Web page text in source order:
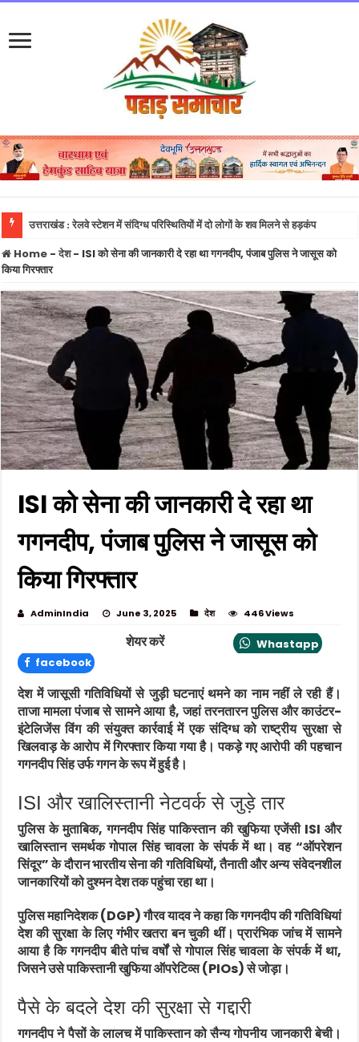
उत्तराखंड : रेलवे स्टेशन में संदिग्ध परिस्थितियों में दो लोगों के शव मिलने से हड़कंप
Home - देश- ISI को सेना की जानकारी दे रहा था गगनदीप, पंजाब पुलिस ने जासूस को
किया गिरफ्तार
ISI को सेना की जानकारी दे रहा था
गगनदीप, पंजाब पुलिस ने जासूस को
किया गिरफ्तार
AdminIndia June 3, 2025 देश 446 Views
शेयर करें
Whastapp
facebook
देश में जासूसी गतिविधियों से जुड़ी घटनाएं थमने का नाम नहीं ले रही हैं।
ताजा मामला पंजाब से सामने आया है, जहां तरनतारन पुलिस और काउंटर-
इंटेलिजेंस विंग की संयुक्त कार्रवाई में एक संदिग्ध को राष्ट्रीय सुरक्षा से
खिलवाड़ के आरोप में गिरफ्तार किया गया है। पकड़े गए आरोपी की पहचान
गगनदीप सिंह उर्फ गगन के रूप में हुई है।
ISI और खालिस्तानी नेटवर्क से जुड़े तार
पुलिस के मुताबिक, गगनदीप सिंह पाकिस्तान की खुफिया एजेंसी ISI और
खालिस्तान समर्थक गोपाल सिंह चावला के संपर्क में था। वह “ऑपरेशन
सिंदूर” के दौरान भारतीय सेना की गतिविधियों, तैनाती और अन्य संवेदनशील
जानकारियों को दुश्मन देश तक पहुंचा रहा था।
पुलिस महानिदेशक (DGP) गौरव यादव ने कहा कि गगनदीप की गतिविधियां
देश की सुरक्षा के लिए गंभीर खतरा बन चुकी थीं। प्रारंभिक जांच में सामने
आया है कि गगनदीप बीते पांच वर्षों से गोपाल सिंह चावला के संपर्क में था,
जिसने उसे पाकिस्तानी खुफिया ऑपरेटिव्स (PIOs) से जोड़ा।
पैसे के बदले देश की सुरक्षा से गद्दारी
गगनदीप ने पैसों के लालच में पाकिस्तान को सैन्य गोपनीय जानकारी बेची।